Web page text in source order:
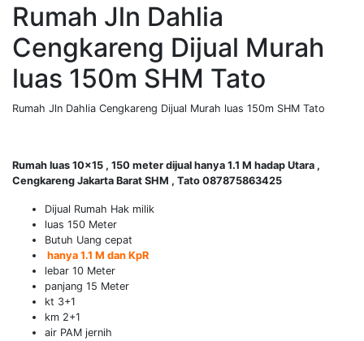
Rumah Jln Dahlia
Cengkareng Dijual Murah
luas 150m SHM Tato
Rumah Jln Dahlia Cengkareng Dijual Murah luas 150m SHM Tato
Rumah luas 10×15 , 150 meter dijual hanya 1.1 M hadap Utara ,
Cengkareng Jakarta Barat SHM , Tato 087875863425
Dijual Rumah Hak milik
luas 150 Meter
Butuh Uang cepat
hanya 1.1 M dan KpR
lebar 10 Meter
panjang 15 Meter
kt 3+1
km 2+1
air PAM jernih